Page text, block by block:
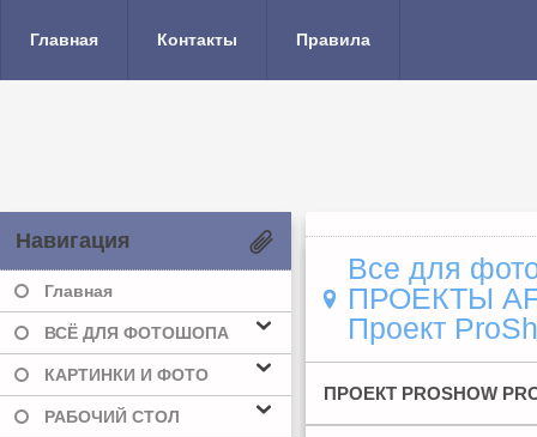
Главная Контакты Правила
Навигация
Главная
ВСЁ ДЛЯ ФОТОШОПА
КАРТИНКИ И ФОТО
РАБОЧИЙ СТОЛ
Все для
ПРОЕКТЫ
Проект
ПРОЕКТ PROSHOW